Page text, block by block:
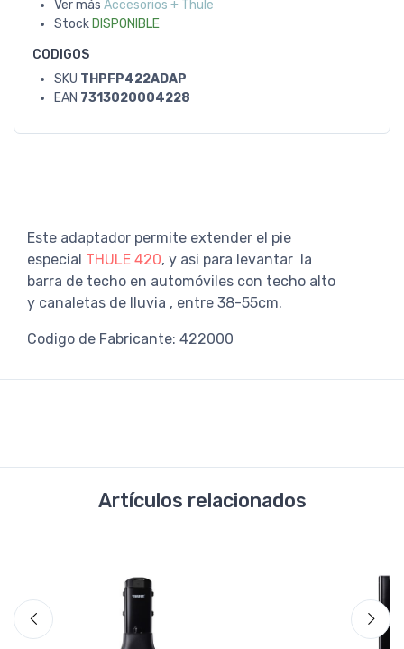
Ver más Accesorios + Thule
Stock DISPONIBLE
CODIGOS
SKU THPFP422ADAP
EAN 7313020004228
Este adaptador permite extender el pie
especial THULE 420, y asi para levantar la
barra de techo en automóviles con techo alto
y canaletas de lluvia , entre 38-55cm.
Codigo de Fabricante: 422000
Artículos relacionados